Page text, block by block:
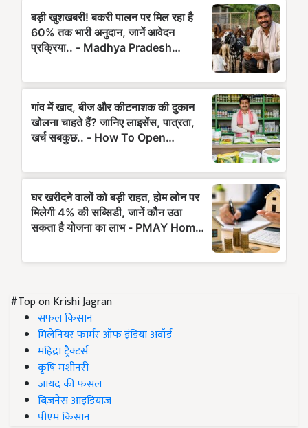
#Top on Krishi Jagran
सफल किसान
मिलेनियर फार्मर ऑफ इंडिया अवॉर्ड
महिंद्रा ट्रैक्टर्स
कृषि मशीनरी
जायद की फसल
बिज़नेस आइडियाज
पीएम किसान